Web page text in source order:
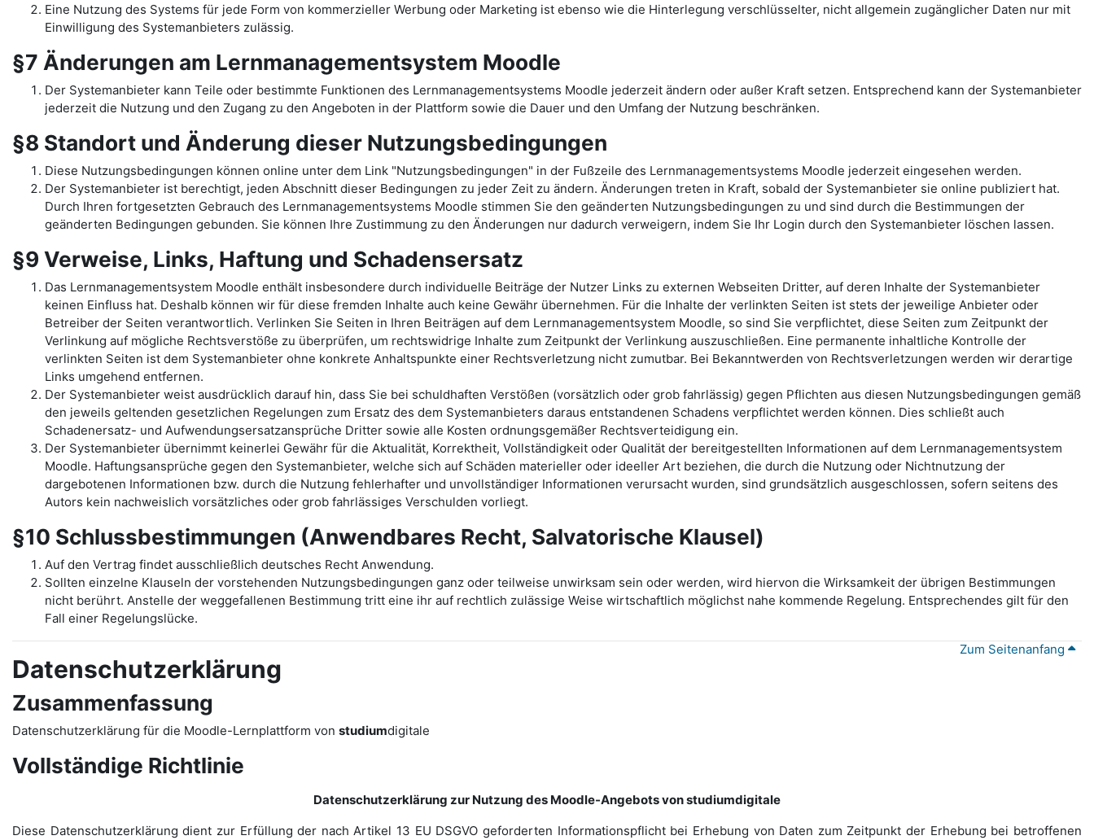
Eine Nutzung des Systems für jede Form von kommerzieller Werbung oder Marketing ist ebenso wie die Hinterlegung verschlüsselter, nicht allgemein zugänglicher Daten nur mit
Einwilligung des Systemanbieters zulässig.
§7 Änderungen am Lernmanagementsystem Moodle
Der Systemanbieter kann Teile oder bestimmte Funktionen des Lernmanagementsystems Moodle jederzeit ändern oder außer Kraft setzen. Entsprechend kann der Systemanbieter
jederzeit die Nutzung und den Zugang zu den Angeboten in der Plattform sowie die Dauer und den Umfang der Nutzung beschränken.
§8 Standort und Änderung dieser Nutzungsbedingungen
Diese Nutzungsbedingungen können online unter dem Link "Nutzungsbedingungen" in der Fußzeile des Lernmanagementsystems Moodle jederzeit eingesehen werden.
Der Systemanbieter ist berechtigt, jeden Abschnitt dieser Bedingungen zu jeder Zeit zu ändern. Änderungen treten in Kraft, sobald der Systemanbieter sie online publiziert hat.
Durch Ihren fortgesetzten Gebrauch des Lernmanagementsystems Moodle stimmen Sie den geänderten Nutzungsbedingungen zu und sind durch die Bestimmungen der
geänderten Bedingungen gebunden. Sie können Ihre Zustimmung zu den Änderungen nur dadurch verweigern, indem Sie Ihr Login durch den Systemanbieter löschen lassen.
§9 Verweise, Links, Haftung und Schadensersatz
Das Lernmanagementsystem Moodle enthält insbesondere durch individuelle Beiträge der Nutzer Links zu externen Webseiten Dritter, auf deren Inhalte der Systemanbieter
keinen Einfluss hat. Deshalb können wir für diese fremden Inhalte auch keine Gewähr übernehmen. Für die Inhalte der verlinkten Seiten ist stets der jeweilige Anbieter oder
Betreiber der Seiten verantwortlich. Verlinken Sie Seiten in Ihren Beiträgen auf dem Lernmanagementsystem Moodle, so sind Sie verpflichtet, diese Seiten zum Zeitpunkt der
Verlinkung auf mögliche Rechtsverstöße zu überprüfen, um rechtswidrige Inhalte zum Zeitpunkt der Verlinkung auszuschließen. Eine permanente inhaltliche Kontrolle der
verlinkten Seiten ist dem Systemanbieter ohne konkrete Anhaltspunkte einer Rechtsverletzung nicht zumutbar. Bei Bekanntwerden von Rechtsverletzungen werden wir derartige
Links umgehend entfernen.
Der Systemanbieter weist ausdrücklich darauf hin, dass Sie bei schuldhaften Verstößen (vorsätzlich oder grob fahrlässig) gegen Pflichten aus diesen Nutzungsbedingungen gemäß
den jeweils geltenden gesetzlichen Regelungen zum Ersatz des dem Systemanbieters daraus entstandenen Schadens verpflichtet werden können. Dies schließt auch
Schadenersatz- und Aufwendungsersatzansprüche Dritter sowie alle Kosten ordnungsgemäßer Rechtsverteidigung ein.
Der Systemanbieter übernimmt keinerlei Gewähr für die Aktualität, Korrektheit, Vollständigkeit oder Qualität der bereitgestellten Informationen auf dem Lernmanagementsystem
Moodle. Haftungsansprüche gegen den Systemanbieter, welche sich auf Schäden materieller oder ideeller Art beziehen, die durch die Nutzung oder Nichtnutzung der
dargebotenen Informationen bzw. durch die Nutzung fehlerhafter und unvollständiger Informationen verursacht wurden, sind grundsätzlich ausgeschlossen, sofern seitens des
Autors kein nachweislich vorsätzliches oder grob fahrlässiges Verschulden vorliegt.
§10 Schlussbestimmungen (Anwendbares Recht, Salvatorische Klausel)
Auf den Vertrag findet ausschließlich deutsches Recht Anwendung.
Sollten einzelne Klauseln der vorstehenden Nutzungsbedingungen ganz oder teilweise unwirksam sein oder werden, wird hiervon die Wirksamkeit der übrigen Bestimmungen
nicht berührt. Anstelle der weggefallenen Bestimmung tritt eine ihr auf rechtlich zulässige Weise wirtschaftlich möglichst nahe kommende Regelung. Entsprechendes gilt für den
Fall einer Regelungslücke.
Zum Seitenanfang
Datenschutzerklärung
Zusammenfassung
Datenschutzerklärung für die Moodle-Lernplattform von studiumdigitale
Vollständige Richtlinie
Datenschutzerklärung zur Nutzung des Moodle-Angebots von studiumdigitale
Diese Datenschutzerklärung dient zur Erfüllung der nach Artikel 13 EU DSGVO geforderten Informationspflicht bei Erhebung von Daten zum Zeitpunkt der Erhebung bei betroffenen